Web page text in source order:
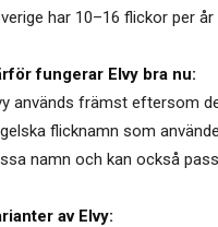
har 10–16 flickor per
fungerar Elvy bra nu:
används främst eftersom
flicknamn som
namn och kan också
av Elvy: